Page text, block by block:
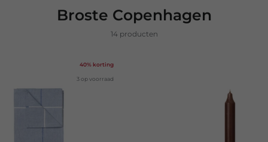
Broste Copenhagen
14 producten
40% korting
3 op voorraad